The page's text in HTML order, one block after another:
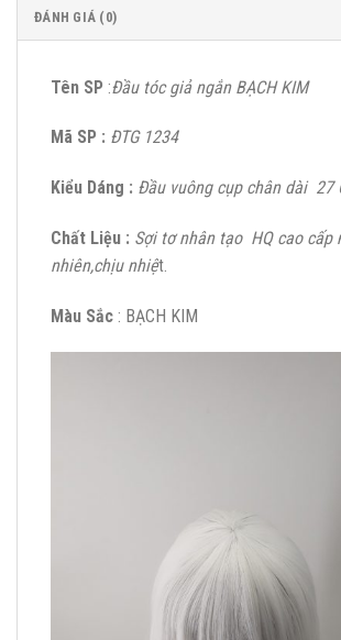
ĐÁNH GIÁ (0)
Tên SP :Đầu tóc giả ngắn BẠCH KIM
Mã SP : ĐTG 1234
Kiểu Dáng : Đầu vuông cụp chân dài 27
Chất Liệu : Sợi tơ nhân tạo HQ cao cấp
nhiên,chịu nhiệt.
Màu Sắc : BẠCH KIM